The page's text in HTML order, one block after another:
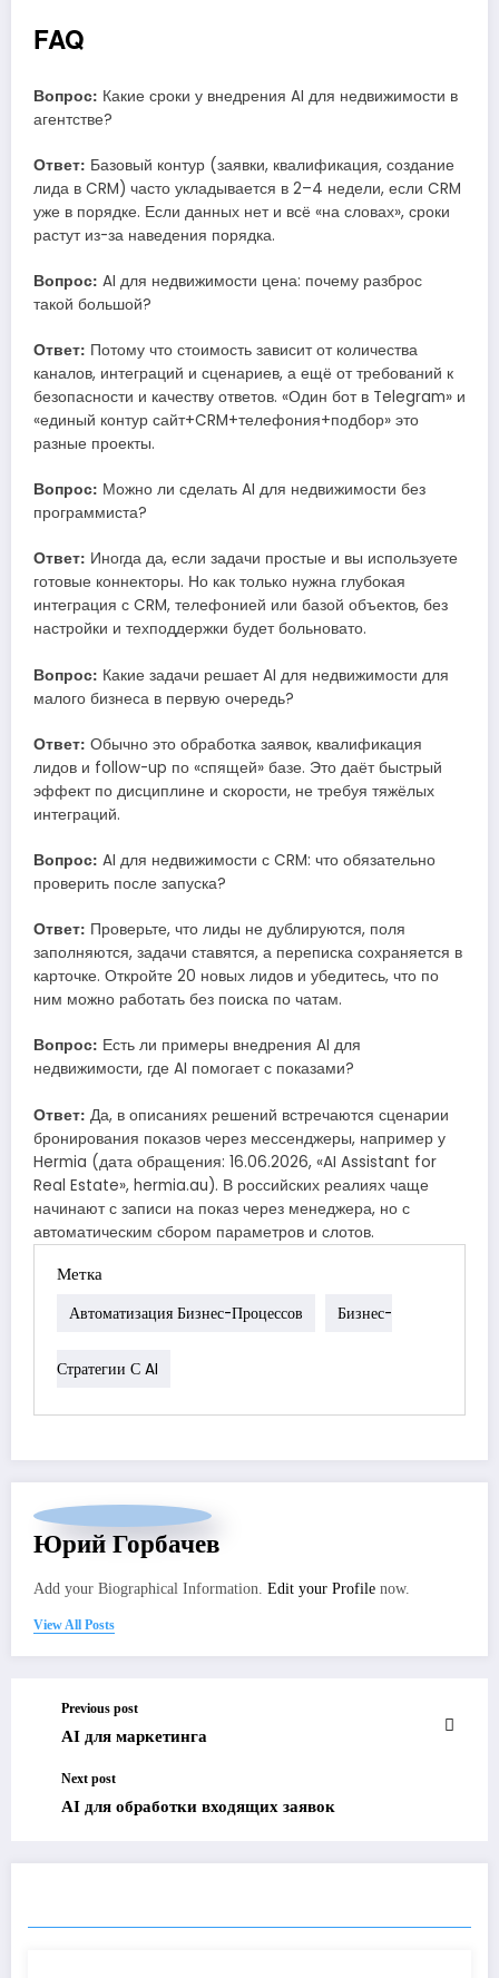
FAQ
Вопрос: Какие сроки у внедрения AI для недвижимости в
агентстве?
Ответ: Базовый контур (заявки, квалификация, создание
лида в CRM) часто укладывается в 2–4 недели, если CRM
уже в порядке. Если данных нет и всё «на словах», сроки
растут из-за наведения порядка.
Вопрос: AI для недвижимости цена: почему разброс
такой большой?
Ответ: Потому что стоимость зависит от количества
каналов, интеграций и сценариев, а ещё от требований к
безопасности и качеству ответов. «Один бот в Telegram» и
«единый контур сайт+CRM+телефония+подбор» это
разные проекты.
Вопрос: Можно ли сделать AI для недвижимости без
программиста?
Ответ: Иногда да, если задачи простые и вы используете
готовые коннекторы. Но как только нужна глубокая
интеграция с CRM, телефонией или базой объектов, без
настройки и техподдержки будет больновато.
Вопрос: Какие задачи решает AI для недвижимости для
малого бизнеса в первую очередь?
Ответ: Обычно это обработка заявок, квалификация
лидов и follow-up по «спящей» базе. Это даёт быстрый
эффект по дисциплине и скорости, не требуя тяжёлых
интеграций.
Вопрос: AI для недвижимости с CRM: что обязательно
проверить после запуска?
Ответ: Проверьте, что лиды не дублируются, поля
заполняются, задачи ставятся, а переписка сохраняется в
карточке. Откройте 20 новых лидов и убедитесь, что по
ним можно работать без поиска по чатам.
Вопрос: Есть ли примеры внедрения AI для
недвижимости, где AI помогает с показами?
Ответ: Да, в описаниях решений встречаются сценарии
бронирования показов через мессенджеры, например у
Hermia (дата обращения: 16.06.2026, «AI Assistant for
Real Estate», hermia.au). В российских реалиях чаще
начинают с записи на показ через менеджера, но с
автоматическим сбором параметров и слотов.
Метка
Автоматизация Бизнес-Процессов Бизнес-
Стратегии С AI
Юрий Горбачев
Add your Biographical Information. Edit your Profile now.
View All Posts
Previous post
AI для маркетинга
Next post
AI для обработки входящих заявок